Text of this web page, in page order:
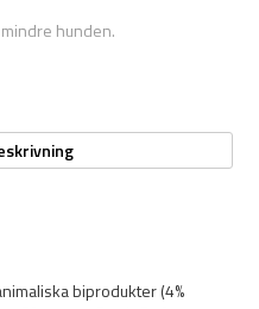
hunden.
biprodukter (4%